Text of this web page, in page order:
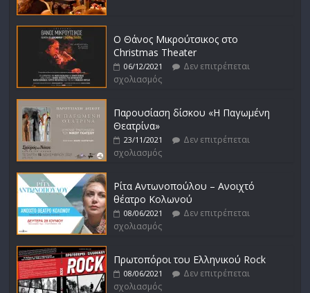
Ο Θάνος Μικρούτσικος στο
Christmas Theater
06/12/2021
Δεν επιτρέπεται
σχολιασμός
Παρουσίαση δίσκου «Η Παγωμένη
Θεατρίνα»
23/11/2021
Δεν επιτρέπεται
σχολιασμός
Ρίτα Αντωνοπούλου – Ανοιχτό
θέατρο Κολωνού
08/06/2021
Δεν επιτρέπεται
σχολιασμός
Πρωτοπόροι του Ελληνικού Rock
08/06/2021
Δεν επιτρέπεται
σχολιασμός